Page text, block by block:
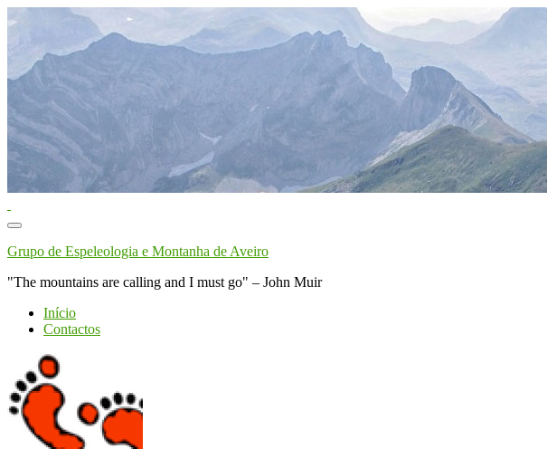
Toggle
navigation
Grupo de Espeleologia e Montanha de Aveiro
"The mountains are calling and I must go" – John Muir
Início
Contactos